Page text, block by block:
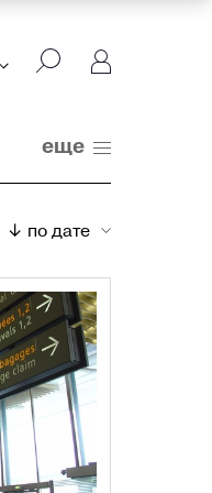
еще
↓ по дате